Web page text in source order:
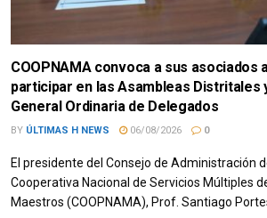
COOPNAMA convoca a sus asociados
participar en las Asambleas Distritales
General Ordinaria de Delegados
BY ÚLTIMAS H NEWS 06/08/2026 0
El presidente del Consejo de Administración
Cooperativa Nacional de Servicios Múltiples
Maestros (COOPNAMA), Prof. Santiago